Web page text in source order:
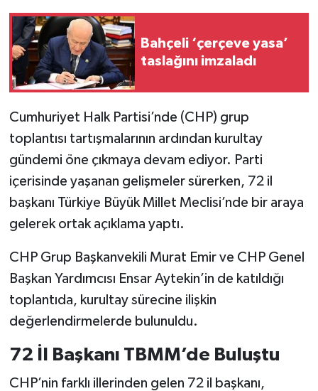
Bahçeli ‘çerçeve yasa’
taslağını imzaladı
Cumhuriyet Halk Partisi’nde (CHP) grup
toplantısı tartışmalarının ardından kurultay
gündemi öne çıkmaya devam ediyor. Parti
içerisinde yaşanan gelişmeler sürerken, 72 il
başkanı Türkiye Büyük Millet Meclisi’nde bir araya
gelerek ortak açıklama yaptı.
CHP Grup Başkanvekili Murat Emir ve CHP Genel
Başkan Yardımcısı Ensar Aytekin’in de katıldığı
toplantıda, kurultay sürecine ilişkin
değerlendirmelerde bulunuldu.
72 İl Başkanı TBMM’de Buluştu
CHP’nin farklı illerinden gelen 72 il başkanı,
REKLAM
SAĞLIK
SPOR
TARİH
TEKNOLOJİ
YAŞAM